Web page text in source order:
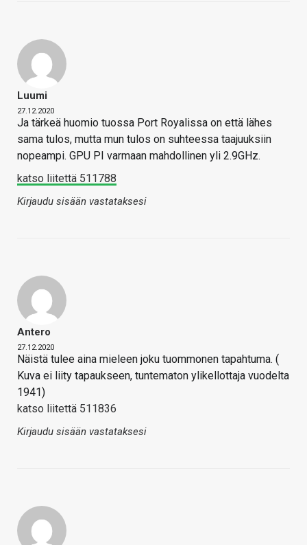
Luumi
27.12.2020
Ja tärkeä huomio tuossa Port Royalissa on että lähes
sama tulos, mutta mun tulos on suhteessa taajuuksiin
nopeampi. GPU PI varmaan mahdollinen yli 2.9GHz.
katso liitettä 511788
Kirjaudu sisään vastataksesi
Antero
27.12.2020
Näistä tulee aina mieleen joku tuommonen tapahtuma. (
Kuva ei liity tapaukseen, tuntematon ylikellottaja vuodelta
1941)
katso liitettä 511836
Kirjaudu sisään vastataksesi